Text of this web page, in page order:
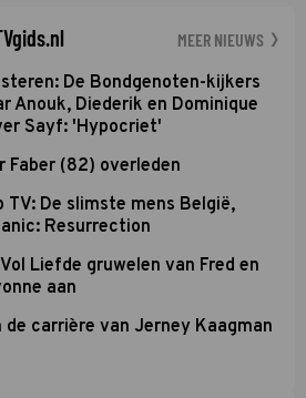
MEER NIEUWS
De Bondgenoten-kijkers
Anouk, Diederik en Dominique
Sayf: 'Hypocriet'
Faber (82) overleden
TV: De slimste mens België,
Resurrection
Liefde gruwelen van Fred en
aan
de carrière van Jerney Kaagman